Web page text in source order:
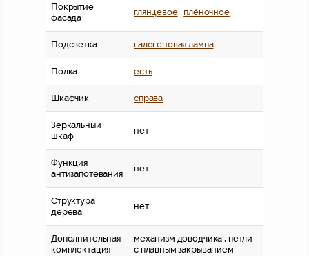
Покрытие
фасада
глянцевое, плёночное
Подсветка галогеновая лампа
Полка есть
Шкафчик справа
Зеркальный
шкаф
нет
Функция
антизапотевания
нет
Структура
дерева
нет
Дополнительная
комплектация
механизм доводчика , петли
с плавным закрыванием